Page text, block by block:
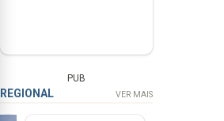
PUB
REGIONAL VER MAIS